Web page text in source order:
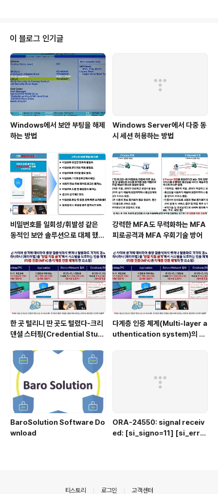
BaroPAM 솔루션의 3단계 인증 체계는 날로 지능화된 사
이버 공격에 대응하기 위한 최적의 보안 대책으로 기존의
지식기반 인증(ID/비밀번호)과 지문이나 안면 같은 사람의
고유한 특징인 생체인식을 통해 인증하는 속성기반 인증에
소유기반 인증(일회용 인증키)을 추가하여 정보자산의 보
안 강화에 최적화된 방안..
이 블로그 인기글
Windows에서 보안 부팅을 해제
하는 방법
Windows Server에서 다중 동
시 세션 허용하는 방법
비밀번호를 일회성/휘발성 같은
동적인 보안 솔루션으로 대체 했을
강력한 MFA도 무력화하는 MFA
피로공격과 MFA 우회기술 방어
한 곳 털리니 딴 곳도 털렸다-크리
덴셜 스터핑(Credential Stuff
다계층 인증 체계(Multi-layer a
uthentication system)의 특
BaroSolution Software Do
wnload
ORA-24550: signal receiv
ed: [si_signo=11] [si_errn
티스토리 로그인 고객센터